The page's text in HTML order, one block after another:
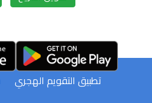
تطبيق التقويم الهجري